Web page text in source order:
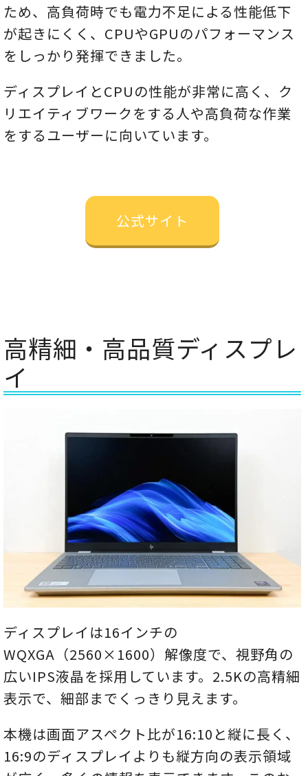
ため、高負荷時でも電力不足による性能低下
が起きにくく、CPUやGPUのパフォーマンス
をしっかり発揮できました。
ディスプレイとCPUの性能が非常に高く、ク
リエイティブワークをする人や高負荷な作業
をするユーザーに向いています。
公式サイト
高精細・高品質ディスプレ
イ
ディスプレイは16インチの
WQXGA（2560×1600）解像度で、視野角の
広いIPS液晶を採用しています。2.5Kの高精細
表示で、細部までくっきり見えます。
本機は画面アスペクト比が16:10と縦に長く、
16:9のディスプレイよりも縦方向の表示領域